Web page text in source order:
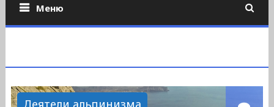
Меню
Деятели альпинизма